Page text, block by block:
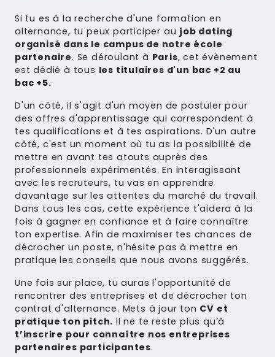
Si tu es à la recherche d'une formation en
alternance, tu peux participer au job dating
organisé dans le campus de notre école
partenaire. Se déroulant à Paris, cet évènement
est dédié à tous les titulaires d'un bac +2 au
bac +5.
D'un côté, il s'agit d'un moyen de postuler pour
des offres d'apprentissage qui correspondent à
tes qualifications et à tes aspirations. D'un autre
côté, c'est un moment où tu as la possibilité de
mettre en avant tes atouts auprès des
professionnels expérimentés. En interagissant
avec les recruteurs, tu vas en apprendre
davantage sur les attentes du marché du travail.
Dans tous les cas, cette expérience t'aidera à la
fois à gagner en confiance et à faire connaître
ton expertise. Afin de maximiser tes chances de
décrocher un poste, n'hésite pas à mettre en
pratique les conseils que nous avons suggérés.
Une fois sur place, tu auras l'opportunité de
rencontrer des entreprises et de décrocher ton
contrat d'alternance. Mets à jour ton CV et
pratique ton pitch. Il ne te reste plus qu’à
t’inscrire pour connaître nos entreprises
partenaires participantes.